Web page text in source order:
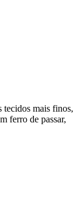
tecidos mais finos,
ferro de passar,